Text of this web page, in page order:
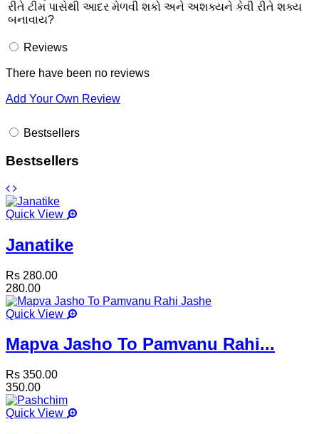
રીતે ટીમ પાસેથી આદર મેળવી શકો અને અશક્યને કેવી રીતે શક્ય
બનાવાય?
Reviews
There have been no reviews
Add Your Own Review
Bestsellers
Bestsellers
Quick View
Janatike
Rs 280.00
280.00
Quick View
Mapva Jasho To Pamvanu Rahi...
Rs 350.00
350.00
Quick View